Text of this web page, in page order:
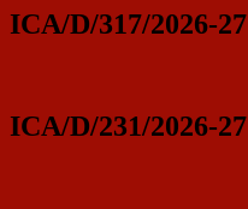
ICA/D/317/2026-27
ICA/D/231/2026-27